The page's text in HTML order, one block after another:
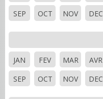
SEP
OCT NOV DEC
JAN FEV MAR AVR
SEP
OCT NOV DEC